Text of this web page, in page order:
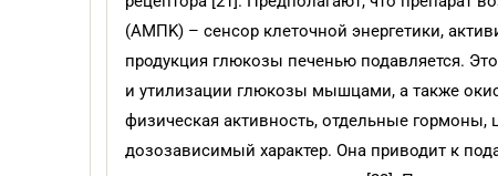
(AMПK) – сенсор клеточной энергетики,
продукция глюкозы печенью подавляется.
и утилизации глюкозы мышцами, а также
физическая активность, отдельные
дозозависимый характер. Она приводит к